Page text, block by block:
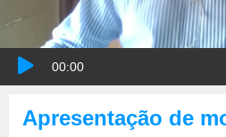
00:00